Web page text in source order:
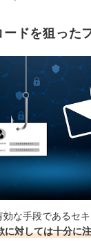
ドを狙った
効な手段であるセ
に対しては十分に